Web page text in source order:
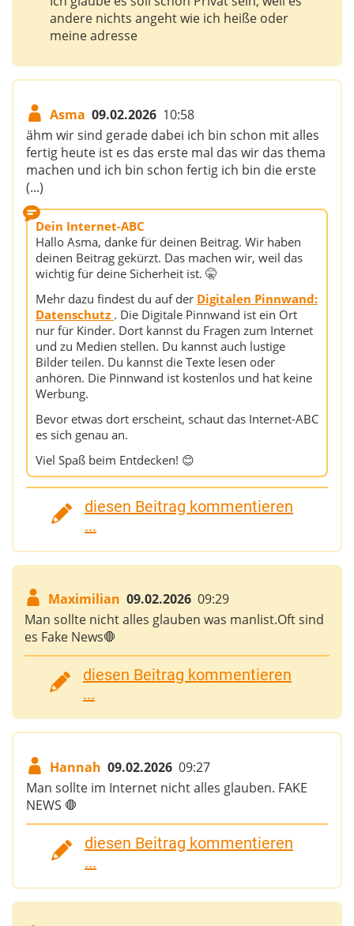
andere nichts angeht wie ich heiße oder
meine adresse
Asma 09.02.2026 10:58
ähm wir sind gerade dabei ich bin schon mit alles
fertig heute ist es das erste mal das wir das thema
machen und ich bin schon fertig ich bin die erste
(...)
Dein Internet-ABC
Hallo Asma, danke für deinen Beitrag. Wir haben
deinen Beitrag gekürzt. Das machen wir, weil das
wichtig für deine Sicherheit ist. 🤫
Mehr dazu findest du auf der Digitalen Pinnwand:
Datenschutz . Die Digitale Pinnwand ist ein Ort
nur für Kinder. Dort kannst du Fragen zum Internet
und zu Medien stellen. Du kannst auch lustige
Bilder teilen. Du kannst die Texte lesen oder
anhören. Die Pinnwand ist kostenlos und hat keine
Werbung.
Bevor etwas dort erscheint, schaut das Internet-ABC
es sich genau an.
Viel Spaß beim Entdecken! 😊
diesen Beitrag kommentieren
...
Maximilian 09.02.2026 09:29
Man sollte nicht alles glauben was manlist.Oft sind
es Fake News🛑
diesen Beitrag kommentieren
...
Hannah 09.02.2026 09:27
Man sollte im Internet nicht alles glauben. FAKE
NEWS 🛑
diesen Beitrag kommentieren
...